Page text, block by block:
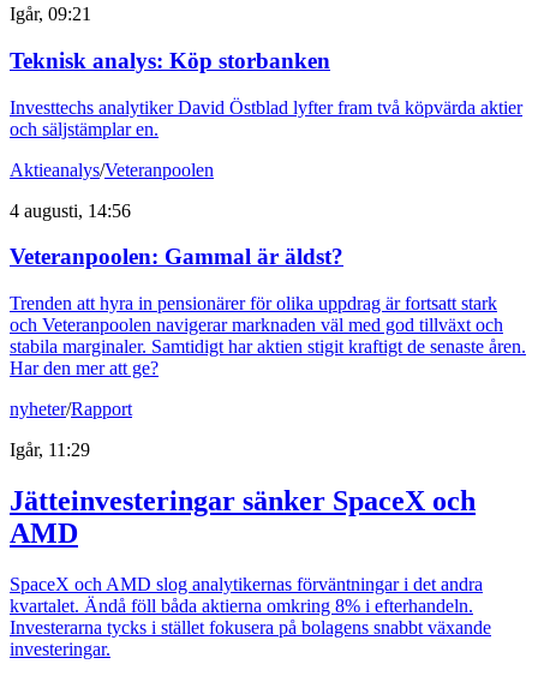
Igår, 09:21
Teknisk analys: Köp storbanken
Investtechs analytiker David Östblad lyfter fram två köpvärda aktier
och säljstämplar en.
Aktieanalys/Veteranpoolen
4 augusti, 14:56
Veteranpoolen: Gammal är äldst?
Trenden att hyra in pensionärer för olika uppdrag är fortsatt stark
och Veteranpoolen navigerar marknaden väl med god tillväxt och
stabila marginaler. Samtidigt har aktien stigit kraftigt de senaste åren.
Har den mer att ge?
nyheter/Rapport
Igår, 11:29
Jätteinvesteringar sänker SpaceX och
AMD
SpaceX och AMD slog analytikernas förväntningar i det andra
kvartalet. Ändå föll båda aktierna omkring 8% i efterhandeln.
Investerarna tycks i stället fokusera på bolagens snabbt växande
investeringar.